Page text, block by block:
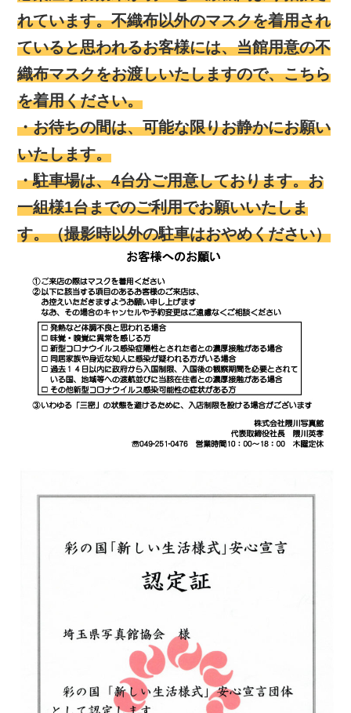
れています。不織布以外のマスクを着用され
ていると思われるお客様には、当館用意の不
織布マスクをお渡しいたしますので、こちら
を着用ください。
・お待ちの間は、可能な限りお静かにお願い
いたします。
・駐車場は、4台分ご用意しております。お
一組様1台までのご利用でお願いいたしま
す。（撮影時以外の駐車はおやめください）